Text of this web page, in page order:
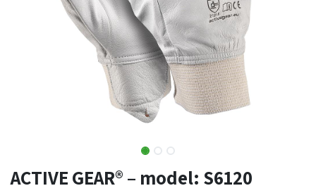
ACTIVE GEAR® – model: S6120